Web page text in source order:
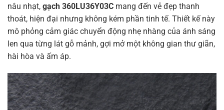
nâu nhạt, gạch 360LU36Y03C mang đến vẻ đẹp thanh
thoát, hiện đại nhưng không kém phần tinh tế. Thiết kế này
mô phỏng cảm giác chuyển động nhẹ nhàng của ánh sáng
len qua từng lát gỗ mảnh, gợi mở một không gian thư giãn,
hài hòa và ấm áp.